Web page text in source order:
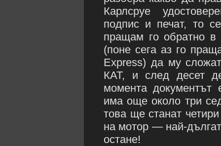
Карлсруе
подпис и печат, то
пращам го обратно в
(поне сега аз го
Express) да му
КАТ, и след десет
момента
има още около три
това ще станат
на мотор — най-
остане!